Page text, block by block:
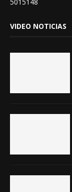
VIDEO NOTICIAS